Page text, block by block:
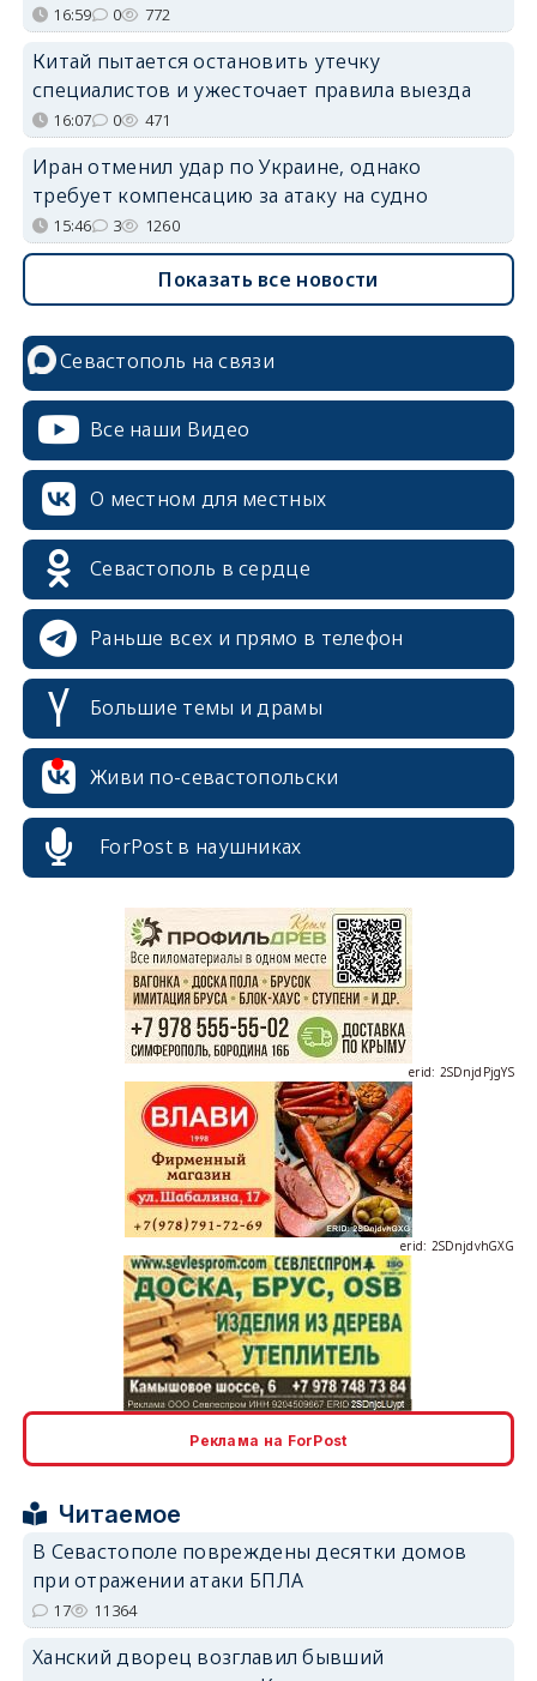
16:59 0 772
Китай пытается остановить утечку
специалистов и ужесточает правила выезда
16:07 0 471
Иран отменил удар по Украине, однако
требует компенсацию за атаку на судно
15:46 3 1260
Показать все новости
Севастополь на связи
Все наши Видео
О местном для местных
Севастополь в сердце
Раньше всех и прямо в телефон
Большие темы и драмы
Живи по-севастопольски
ForPost в наушниках
erid: 2SDnjdPjgYS
erid: 2SDnjdvhGXG
erid: 2SDnjcLUypt
Реклама на ForPost
Читаемое
В Севастополе повреждены десятки домов
при отражении атаки БПЛА
17 11364
Ханский дворец возглавил бывший